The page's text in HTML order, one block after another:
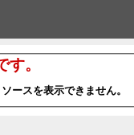
。
ースを表示できません。